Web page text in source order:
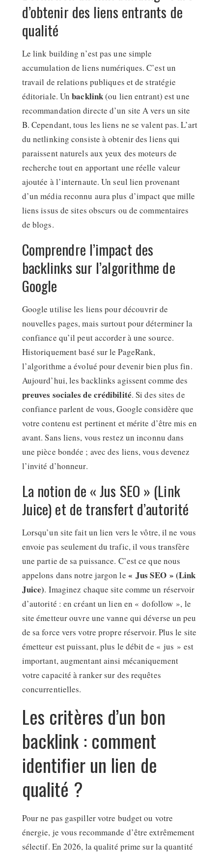
d’obtenir des liens entrants de
qualité
Le link building n’est pas une simple
accumulation de liens numériques. C’est un
travail de relations publiques et de stratégie
éditoriale. Unbacklink(ou lien entrant) est une
recommandation directe d’un site A vers un site
B. Cependant, tous les liens ne se valent pas. L’art
du netlinking consiste à obtenir des liens qui
paraissent naturels aux yeux des moteurs de
recherche tout en apportant une réelle valeur
ajoutée à l’internaute. Un seul lien provenant
d’un média reconnu aura plus d’impact que mille
liens issus de sites obscurs ou de commentaires
de blogs.
Comprendre l’impact des
backlinks sur l’algorithme de
Google
Google utilise les liens pour découvrir de
nouvelles pages, mais surtout pour déterminer la
confiance qu’il peut accorder à une source.
Historiquement basé sur le PageRank,
l’algorithme a évolué pour devenir bien plus fin.
Aujourd’hui, les backlinks agissent comme des
preuves sociales de crédibilité. Si des sites de
confiance parlent de vous, Google considère que
votre contenu est pertinent et mérite d’être mis en
avant. Sans liens, vous restez un inconnu dans
une pièce bondée ; avec des liens, vous devenez
l’invité d’honneur.
La notion de « Jus SEO » (Link
Juice) et de transfert d’autorité
Lorsqu’un site fait un lien vers le vôtre, il ne vous
envoie pas seulement du trafic, il vous transfère
une partie de sa puissance. C’est ce que nous
appelons dans notre jargon le « Jus SEO » (Link
Juice). Imaginez chaque site comme un réservoir
d’autorité : en créant un lien en « dofollow », le
site émetteur ouvre une vanne qui déverse un peu
de sa force vers votre propre réservoir. Plus le site
émetteur est puissant, plus le débit de « jus » est
important, augmentant ainsi mécaniquement
votre capacité à ranker sur des requêtes
concurrentielles.
Les critères d’un bon
backlink : comment
identifier un lien de
qualité ?
Pour ne pas gaspiller votre budget ou votre
énergie, je vous recommande d’être extrêmement
sélectif. En 2026, la qualité prime sur la quantité